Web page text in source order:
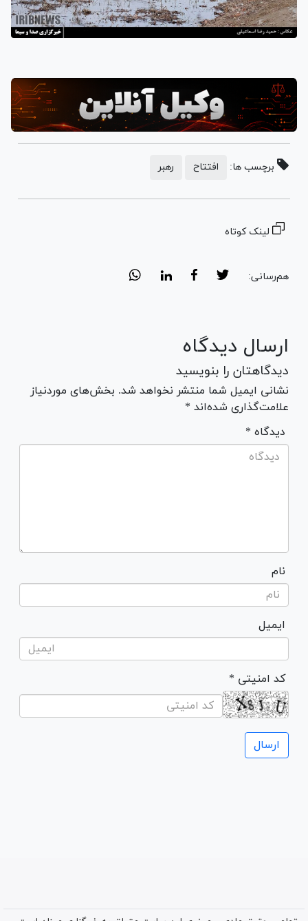
برچسب ها: افتتاح رهبر
لینک کوتاه
هم‌رسانی:
ارسال دیدگاه
دیدگاهتان را بنویسید
نشانی ایمیل شما منتشر نخواهد شد. بخش‌های موردنیاز
علامت‌گذاری شده‌اند *
* دیدگاه
نام
ایمیل
* کد امنیتی